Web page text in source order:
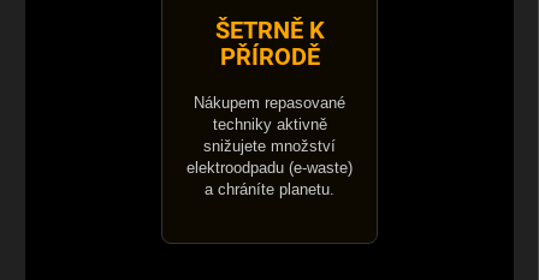
ŠETRNĚ K
PŘÍRODĚ
Nákupem repasované
techniky aktivně
snižujete množství
elektroodpadu (e-waste)
a chráníte planetu.